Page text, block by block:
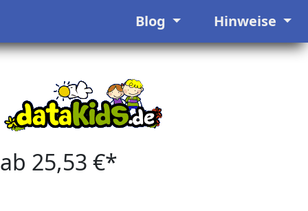
Blog Hinweise
ab 25,53 €*